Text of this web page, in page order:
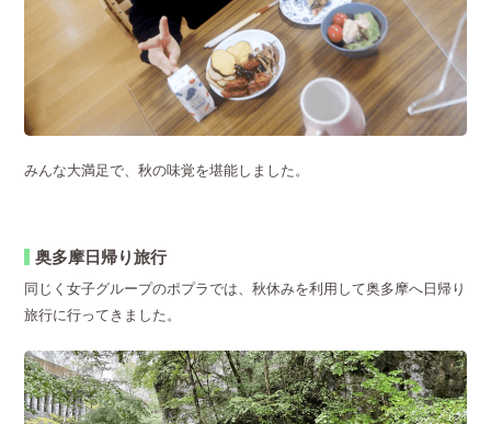
みんな大満足で、秋の味覚を堪能しました。
奥多摩日帰り旅行
同じく女子グループのポプラでは、秋休みを利用して奥多摩へ日帰り
旅行に行ってきました。